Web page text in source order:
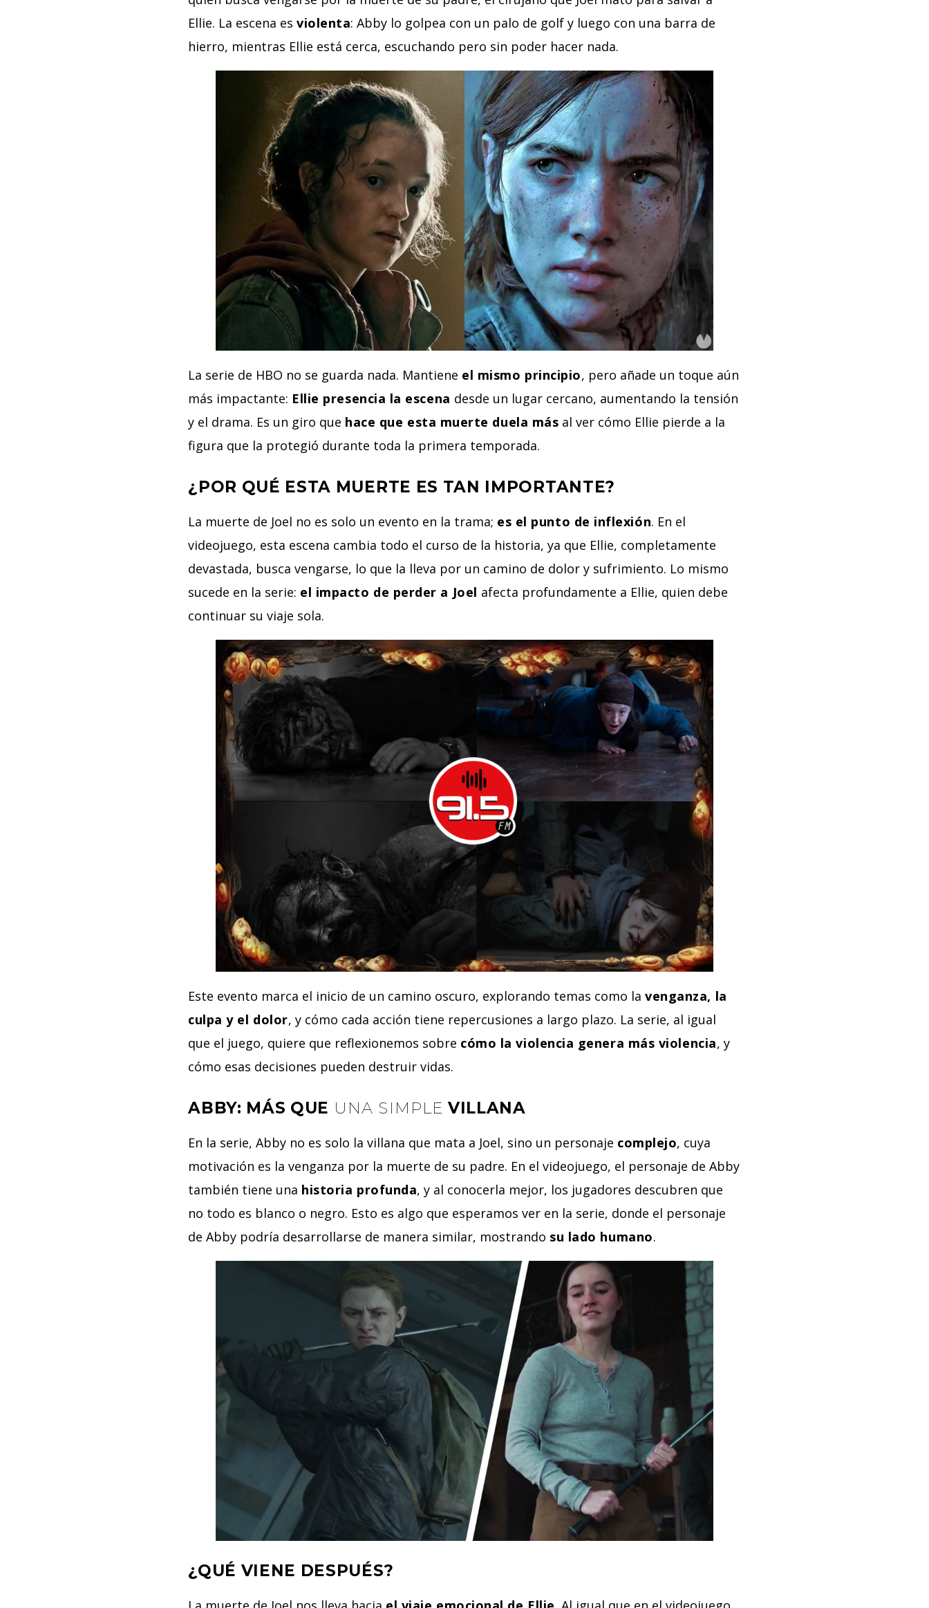
Ellie. La escena esviolenta: Abby lo golpea con un palo de golf y luego con una barra de
hierro, mientras Ellie está cerca, escuchando pero sin poder hacer nada.
La serie de HBO no se guarda nada. Mantiene el mismo principio, pero añade un toque aún
más impactante: Ellie presencia la escena desde un lugar cercano, aumentando la tensión
y el drama. Es un giro que hace que esta muerte duela más al ver cómo Ellie pierde a la
figura que la protegió durante toda la primera temporada.
¿POR QUÉ ESTA MUERTE ES TAN IMPORTANTE?
La muerte de Joel no es solo un evento en la trama; es el punto de inflexión. En el
videojuego, esta escena cambia todo el curso de la historia, ya que Ellie, completamente
devastada, busca vengarse, lo que la lleva por un camino de dolor y sufrimiento. Lo mismo
sucede en la serie: el impacto de perder a Joel afecta profundamente a Ellie, quien debe
continuar su viaje sola.
Este evento marca el inicio de un camino oscuro, explorando temas como lavenganza, la
culpa y el dolor, y cómo cada acción tiene repercusiones a largo plazo. La serie, al igual
que el juego, quiere que reflexionemos sobre cómo la violencia genera más violencia, y
cómo esas decisiones pueden destruir vidas.
ABBY: MÁS QUE UNA SIMPLE VILLANA
En la serie, Abby no es solo la villana que mata a Joel, sino un personaje complejo, cuya
motivación es la venganza por la muerte de su padre. En el videojuego, el personaje de Abby
también tiene una historia profunda, y al conocerla mejor, los jugadores descubren que
no todo es blanco o negro. Esto es algo que esperamos ver en la serie, donde el personaje
de Abby podría desarrollarse de manera similar, mostrando su lado humano.
¿QUÉ VIENE DESPUÉS?